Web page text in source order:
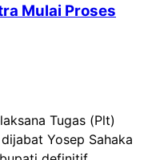
Mulai Proses
Tugas (Plt)
Yosep Sahaka